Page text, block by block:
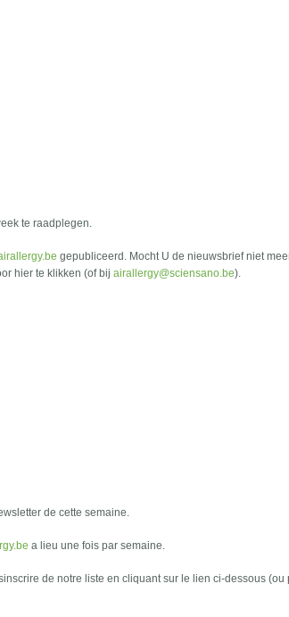
te raadplegen.
gepubliceerd. Mocht U de nieuwsbrief niet
hier te klikken (of bijairallergy@sciensano.be).
de cette semaine.
a lieu une fois par semaine.
de notre liste en cliquant sur le lien ci-dessous (ou